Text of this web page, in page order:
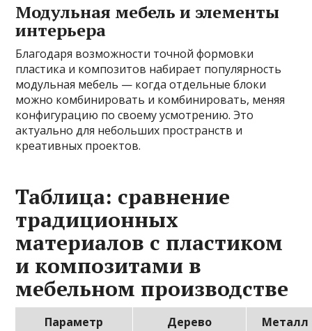
Модульная мебель и элементы
интерьера
Благодаря возможности точной формовки
пластика и композитов набирает популярность
модульная мебель — когда отдельные блоки
можно комбинировать и комбинировать, меняя
конфигурацию по своему усмотрению. Это
актуально для небольших пространств и
креативных проектов.
Таблица: сравнение
традиционных
материалов с пластиком
и композитами в
мебельном производстве
Параметр Дерево
Металл